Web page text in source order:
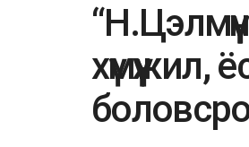
xүмүүжил,